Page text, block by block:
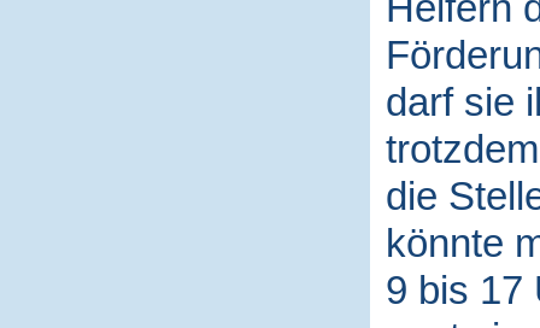
darf sie
die
könnte
9 bis 17